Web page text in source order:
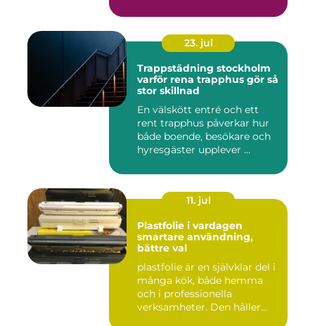
23. jul
Trappstädning stockholm
varför rena trapphus gör så
stor skillnad
En välskött entré och ett
rent trapphus påverkar hur
både boende, besökare och
hyresgäster upplever ...
11. jul
Plastfolie i vardagen
smartare användning,
bättre val
plastfolie är en självklar del i
många kök, både hemma
och i professionella
verksamheter. Den håller...